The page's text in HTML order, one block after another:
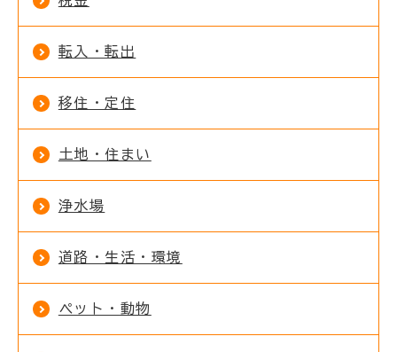
転入・転出
移住・定住
土地・住まい
浄水場
道路・生活・環境
ペット・動物